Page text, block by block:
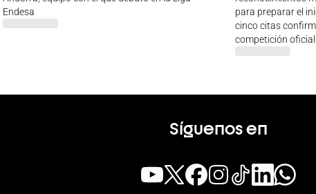
Endesa
para preparar el
cinco citas
competición oficial
Síguenos en